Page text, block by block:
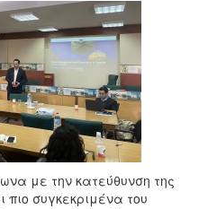
με την κατεύθυνση της
πιο συγκεκριμένα του